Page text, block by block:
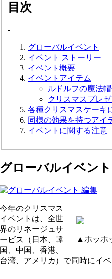
目次
-
グローバルイベント
イベント ストーリー
イベント概要
イベントアイテム
ルドルフの魔法
クリスマスプレ
各種クリスマスケーキ
同様の効果を持つアイ
イベントに関する注意
グローバルイベント
▲ホッホ
今年のクリスマス
イベントは、全世
界のリネージュサ
ービス（日本、韓
国、中国、香港、
台湾、アメリカ）で同時にイ